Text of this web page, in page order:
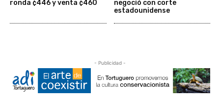
ronda ¢446 y venta ¢460
negoció con corte
estadounidense
- Publicidad -